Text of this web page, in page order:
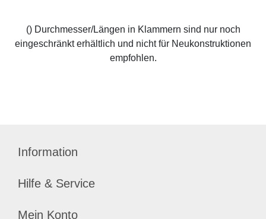
() Durchmesser/Längen in Klammern sind nur noch
eingeschränkt erhältlich und nicht für Neukonstruktionen
empfohlen.
Information
Hilfe & Service
Mein Konto